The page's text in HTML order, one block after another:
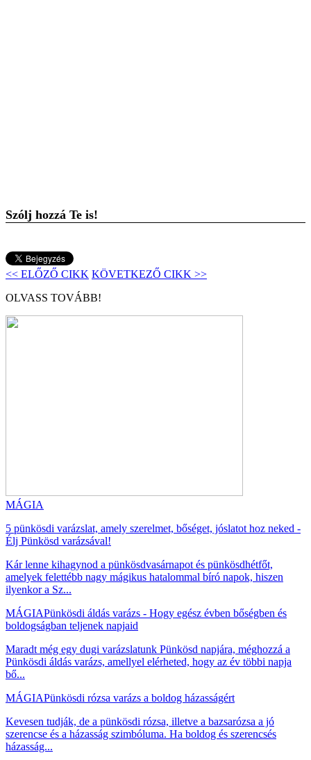
Szólj hozzá Te is!
<< ELŐZŐ CIKK KÖVETKEZŐ CIKK >>
OLVASS TOVÁBB!
MÁGIA
5 pünkösdi varázslat, amely szerelmet, bőséget, jóslatot hoz neked -
Élj Pünkösd varázsával!
Kár lenne kihagynod a pünkösdvasárnapot és pünkösdhétfőt,
amelyek felettébb nagy mágikus hatalommal bíró napok, hiszen
ilyenkor a Sz...
MÁGIAPünkösdi áldás varázs - Hogy egész évben bőségben és
boldogságban teljenek napjaid
Maradt még egy dugi varázslatunk Pünkösd napjára, méghozzá a
Pünkösdi áldás varázs, amellyel elérheted, hogy az év többi napja
bő...
MÁGIAPünkösdi rózsa varázs a boldog házasságért
Kevesen tudják, de a pünkösdi rózsa, illetve a bazsarózsa a jó
szerencse és a házasság szimbóluma. Ha boldog és szerencsés
házasság...